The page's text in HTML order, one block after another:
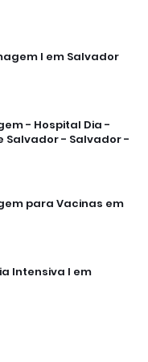
I em Salvador
- Hospital Dia -
Salvador - Salvador -
para Vacinas em
Intensiva I em